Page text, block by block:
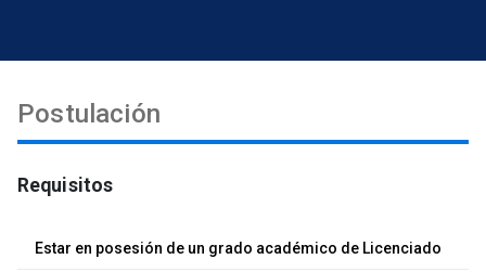
Postulación
Requisitos
Estar en posesión de un grado académico de Licenciado